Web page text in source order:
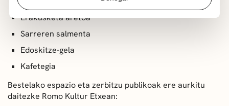
Erakusketa aretoa
Sarreren salmenta
Edoskitze-gela
Kafetegia
Bestelako espazio eta zerbitzu publikoak ere aurkitu
daitezke Romo Kultur Etxean: